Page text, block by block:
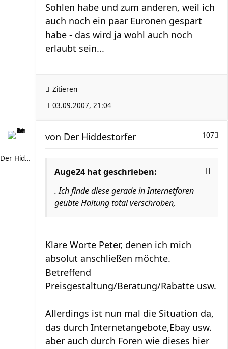
Sohlen habe und zum anderen, weil ich
auch noch ein paar Euronen gespart
habe - das wird ja wohl auch noch
erlaubt sein...
Zitieren
03.09.2007, 21:04
Der Hiddestorfer
107
von Der Hiddestorfer
Auge24 hat geschrieben:
. Ich finde diese gerade in Internetforen
geübte Haltung total verschroben,
Klare Worte Peter, denen ich mich
absolut anschließen möchte.
Betreffend
Preisgestaltung/Beratung/Rabatte usw.
Allerdings ist nun mal die Situation da,
das durch Internetangebote,Ebay usw.
aber auch durch Foren wie dieses hier